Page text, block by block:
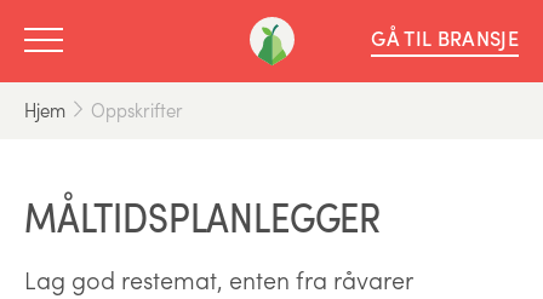
GÅ TIL BRANSJE
Hjem Oppskrifter
MÅLTIDSPLANLEGGER
Lag god restemat, enten fra råvarer